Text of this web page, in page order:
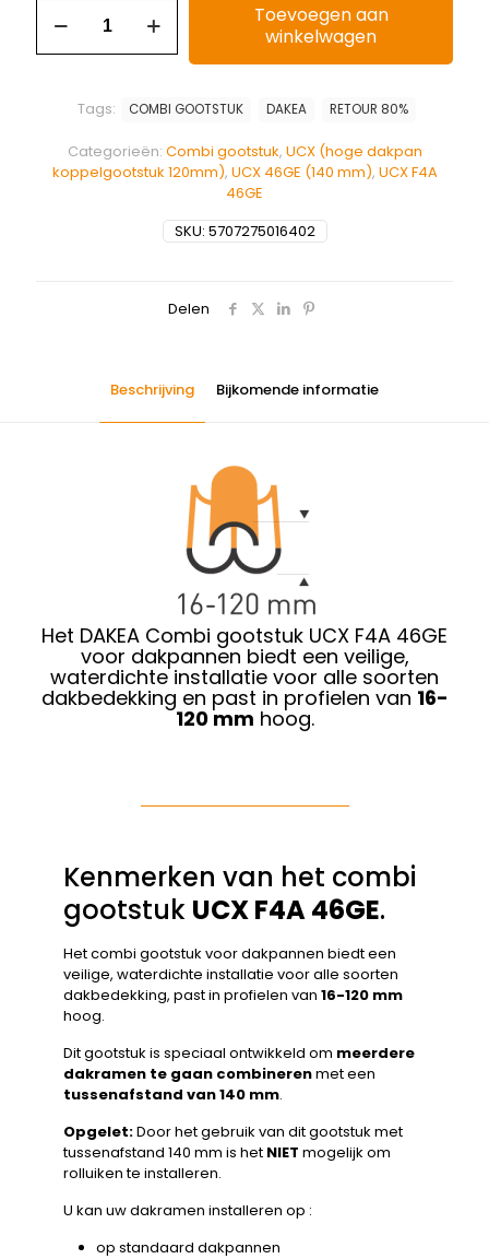
Toevoegen aan
winkelwagen
SKU: 5707275016402
Categorieën: Combi gootstuk, UCX (hoge dakpan
koppelgootstuk 120mm), UCX 46GE (140 mm), UCX F4A
46GE
Tags: COMBI GOOTSTUK DAKEA RETOUR 80%
Delen
Beschrijving Bijkomende informatie
Het DAKEA Combi gootstuk UCX F4A 46GE
voor dakpannen biedt een veilige,
waterdichte installatie voor alle soorten
dakbedekking en past in profielen van 16-
120 mm hoog.
Kenmerken van het combi
gootstuk UCX F4A 46GE.
Het combi gootstuk voor dakpannen biedt een
veilige, waterdichte installatie voor alle soorten
dakbedekking, past in profielen van 16-120 mm
hoog.
Dit gootstuk is speciaal ontwikkeld om meerdere
dakramen te gaan combinerenmet een
tussenafstand van 140 mm.
Opgelet:Door het gebruik van dit gootstuk met
tussenafstand 140 mm is het NIET mogelijk om
rolluiken te installeren.
U kan uw dakramen installeren op :
op standaard dakpannen